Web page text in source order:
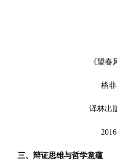
《望春
格非
译林出
2016
三、辩证思维与哲学意蕴